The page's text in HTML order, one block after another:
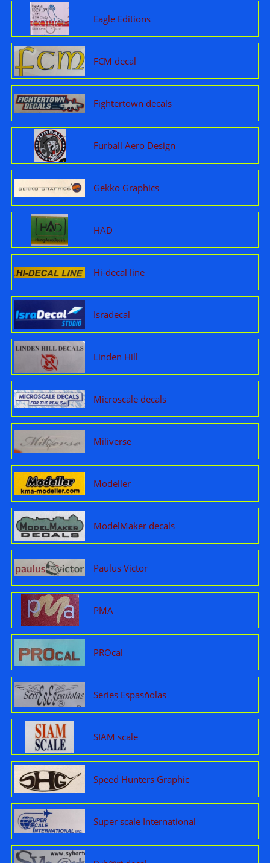
Eagle Editions
FCM decal
Fightertown decals
Furball Aero Design
Gekko Graphics
HAD
Hi-decal line
Isradecal
Linden Hill
Microscale decals
Miliverse
Modeller
ModelMaker decals
Paulus Victor
PMA
PROcal
Series Espasňolas
SIAM scale
Speed Hunters Graphic
Super scale International